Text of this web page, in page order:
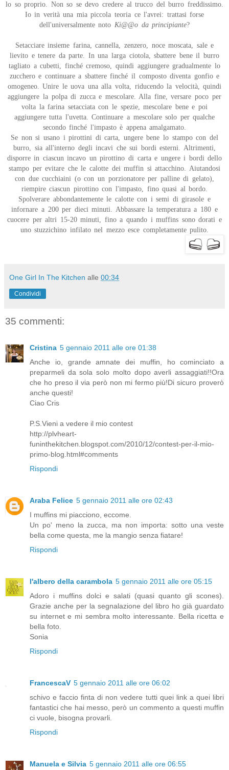
lo so proprio. Non so se devo credere al trucco del burro freddissimo.
Io in verità una mia piccola teoria ce l'avrei: trattasi forse
dell'universalmente noto Ki@@o da principiante?
Setacciare insieme farina, cannella, zenzero, noce moscata, sale e
lievito e tenere da parte. In una larga ciotola, sbattere bene il burro
tagliato a cubetti, finché cremoso, quindi aggiungere gradualmente lo
zucchero e continuare a sbattere finché il composto diventa gonfio e
omogeneo. Unire le uova una alla volta, riducendo la velocità, quindi
aggiungere la polpa di zucca e mescolare. Alla fine, versare poco per
volta la farina setacciata con le spezie, mescolare bene e poi
aggiungere tutta l'uvetta. Continuare a mescolare solo per qualche
secondo finché l'impasto è appena amalgamato.
Se non si usano i pirottini di carta, ungere bene lo stampo con del
burro, sia all'interno degli incavi che sui bordi esterni. Altrimenti,
disporre in ciascun incavo un pirottino di carta e ungere i bordi dello
stampo per evitare che le calotte dei muffin si attacchino. Aiutandosi
con due cucchiaini (o con un porzionatore per palline di gelato),
riempire ciascun pirottino con l'impasto, fino quasi al bordo.
Spolverare abbondantemente le calotte con i semi di girasole e
infornare a 200 per dieci minuti. Abbassare la temperatura a 180 e
cuocere per altri 15-20 minuti, fino a quando i muffins sono dorati e
uno stuzzichino infilato nel mezzo esce completamente pulito.
One Girl In The Kitchen alle 00:34
Condividi
35 commenti:
Cristina 5 gennaio 2011 alle ore 01:38
Anche io, grande amnate dei muffin, ho cominciato a
preparmeli da sola solo molto dopo averli assaggiati!!Ora
che ho preso il via però non mi fermo più!Di sicuro proverò
anche questi!
Ciao Cris
P.S.Vieni a vedere il mio contest
http://plvheart-
funinthekitchen.blogspot.com/2010/12/contest-per-il-mio-
primo-blog.html#comments
Rispondi
Araba Felice 5 gennaio 2011 alle ore 02:43
I muffins mi piacciono, eccome.
Un po' meno la zucca, ma non importa: sotto una veste
bella come questa, me la mangio senza fiatare!
Rispondi
l'albero della carambola 5 gennaio 2011 alle ore 05:15
Adoro i muffins dolci e salati (quasi quanto gli scones).
Grazie anche per la segnalazione del libro ho già guardato
su internet e mi sembra molto interessante. Bella ricetta e
bella foto.
Sonia
Rispondi
FrancescaV 5 gennaio 2011 alle ore 06:02
schivo e faccio finta di non vedere tutti quei link a quei libri
fantastici che hai messo, però un commento a questi muffin
ci vuole, bisogna provarli.
Rispondi
Manuela e Silvia 5 gennaio 2011 alle ore 06:55